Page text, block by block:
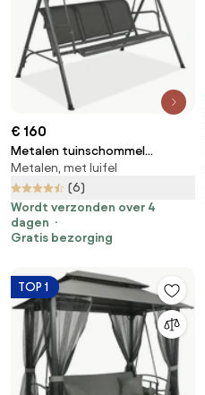
€ 160
Metalen tuinschommel
Florencja Garden Point grijs
Metalen, met luifel
(6)
Wordt verzonden over 4
dagen
Gratis bezorging
TOP 1